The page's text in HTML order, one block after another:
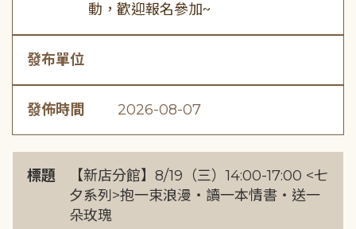
動，歡迎報名參加~
發布單位
發佈時間 2026-08-07
標題
【新店分館】8/19（三）14:00-17:00 <七
夕系列>抱一束浪漫・讀一本情書・送一
朵玫瑰